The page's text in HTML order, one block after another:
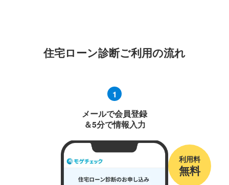
住宅ローン診断ご利用の流れ
1
メールで会員登録
＆5分で情報入力